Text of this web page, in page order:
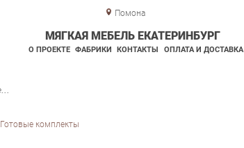
Помона
МЯГКАЯ МЕБЕЛЬ ЕКАТЕРИНБУРГ
О ПРОЕКТЕ ФАБРИКИ КОНТАКТЫ ОПЛАТА И ДОСТАВКА
Готовые комплекты